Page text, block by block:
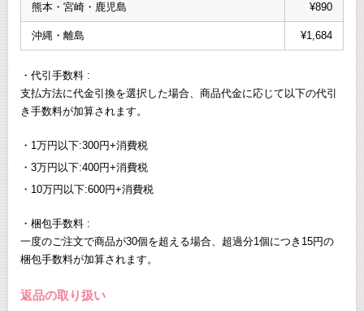
熊本・宮崎・鹿児島 ¥890
沖縄・離島 ¥1,684
・代引手数料 :
支払方法に代金引換を選択した場合、商品代金に応じて以下の代引
き手数料が加算されます。
1万円以下:300円+消費税
3万円以下:400円+消費税
10万円以下:600円+消費税
・梱包手数料 :
一度のご注文で商品が30個を超える場合、超過分1個につき15円の
梱包手数料が加算されます。
返品の取り扱い